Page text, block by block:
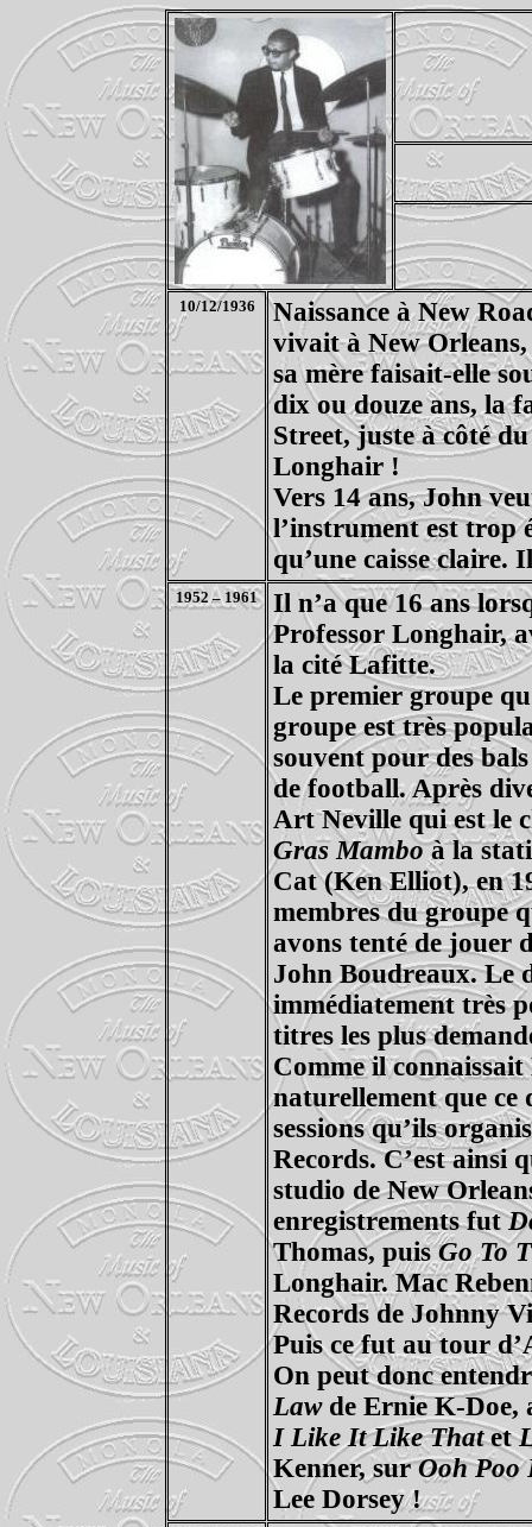
10/12/1936
Naissance à New
vivait à New
sa mère faisait-elle
dix ou douze ans, la
Street, juste à côté
Longhair !
Vers 14 ans, John
l’instrument est trop
qu’une caisse claire.
1952 – 1961
Il n’a que 16 ans
Professor Longhair,
la cité Lafitte.
Le premier groupe
groupe est très
souvent pour des
de football. Après
Art Neville qui est le
Gras Mamboà la
Cat (Ken Elliot), en
membres du groupe
avons tenté de jouer
John Boudreaux. Le
immédiatement très
titres les plus
Comme il
naturellement que
sessions qu’ils
Records. C’est ainsi
studio de New
enregistrements fut
Thomas, puisGo To
Longhair. Mac
Records de Johnny
Puis ce fut au tour
On peut donc
Lawde Ernie K-Doe,
I Like It Like Thatet
Kenner, surOoh Poo
Lee Dorsey !